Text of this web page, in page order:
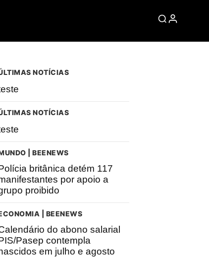
NOTÍCIAS
NOTÍCIAS
| BEENEWS
britânica detém 117
por apoio a
proibido
| BEENEWS
do abono salarial
Pasep contempla
em julho e agosto